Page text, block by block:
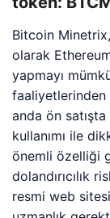
Bitcoin
olarak
yapmayı
faaliyetlerinden
anda ön
kullanımı ile
önemli özelliği
dolandırıcılık
resmi web